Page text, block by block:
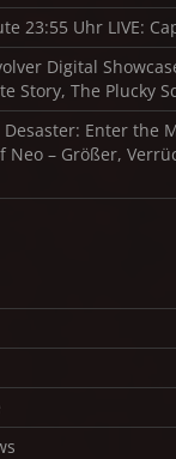
23:55 Uhr LIVE:
Digital
Story, The Plucky
Enter the
Neo – Größer,